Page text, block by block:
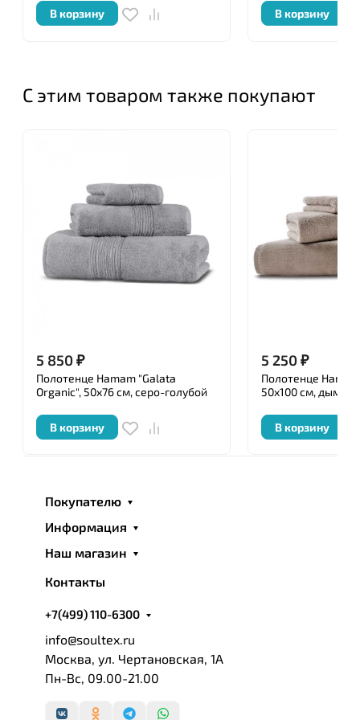
В корзину В корзину
С этим товаром также покупают
5 850₽
Полотенце Hamam "Galata
Organic", 50x76 см, серо-голубой
В корзину
5 250₽
Полотенце
50x100 см, дым
В корзину
Покупателю
Информация
Наш магазин
Контакты
+7(499) 110-6300
info@soultex.ru
Москва, ул. Чертановская, 1А
Пн-Вс, 09.00-21.00